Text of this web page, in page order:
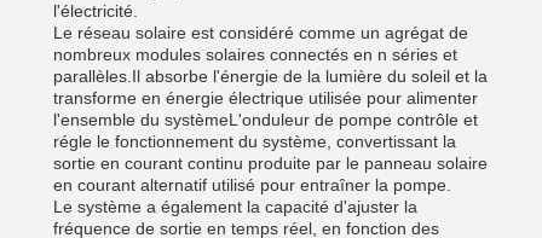
l'électricité.
Le réseau solaire est considéré comme un agrégat de
nombreux modules solaires connectés en n séries et
parallèles.Il absorbe l'énergie de la lumière du soleil et la
transforme en énergie électrique utilisée pour alimenter
l'ensemble du systèmeL'onduleur de pompe contrôle et
régle le fonctionnement du système, convertissant la
sortie en courant continu produite par le panneau solaire
en courant alternatif utilisé pour entraîner la pompe.
Le système a également la capacité d'ajuster la
fréquence de sortie en temps réel, en fonction des